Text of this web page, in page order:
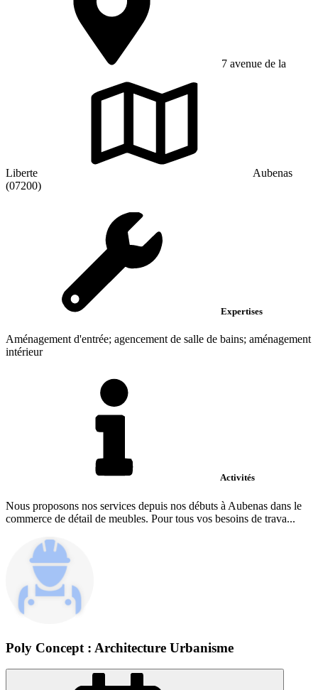
7 avenue de la
Liberte
Aubenas
(07200)
Expertises
Aménagement d'entrée; agencement de salle de bains; aménagement
intérieur
Activités
Nous proposons nos services depuis nos débuts à Aubenas dans le
commerce de détail de meubles. Pour tous vos besoins de trava...
Poly Concept : Architecture Urbanisme